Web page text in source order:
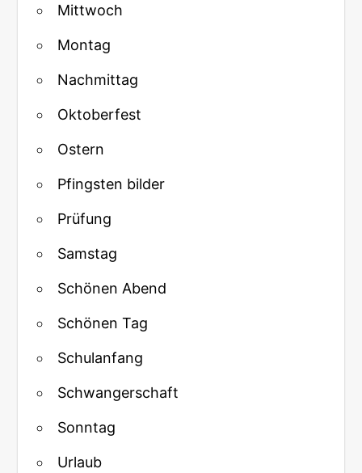
Mittwoch
Montag
Nachmittag
Oktoberfest
Ostern
Pfingsten bilder
Prüfung
Samstag
Schönen Abend
Schönen Tag
Schulanfang
Schwangerschaft
Sonntag
Urlaub